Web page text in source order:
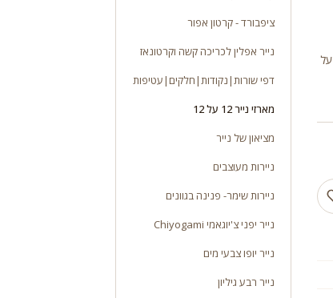
הכולל 10 גוונים בגווני סגול שונים 2 יח מכל גוון סהכ 20 יחידות במארז מידה 12 על
ציפבורד - קרטון אפור
נייר אפלין לכריכה קשה וקרטונאז
דפי שורות|נקודות|חלקים|עטיפות
מארזי נייר 12 על 12
מציאון של נייר
ניירות מעוצבים
ניירות שימר- פנינה בגוונים
נייר יפני צ'יוגאמי Chiyogami
נייר יופו צבעי מים
נייר רבע גיליון